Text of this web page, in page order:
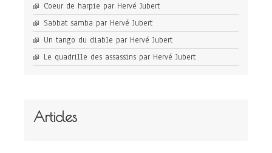
Coeur de harpie par Hervé Jubert
Sabbat samba par Hervé Jubert
Un tango du diable par Hervé Jubert
Le quadrille des assassins par Hervé Jubert
Articles